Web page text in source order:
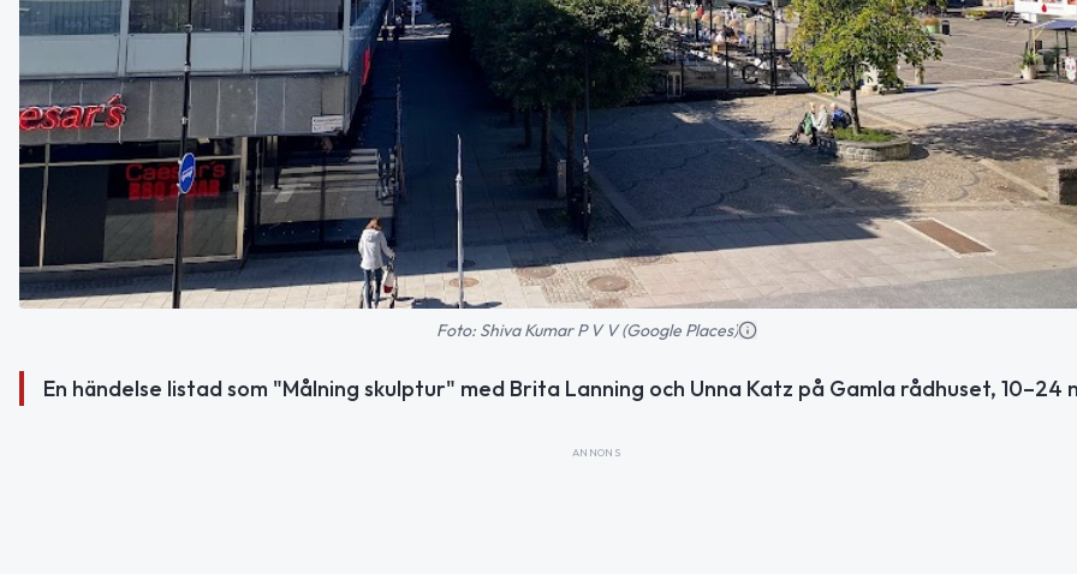
Foto: Shiva Kumar P V V (Google Places)
En händelse listad som "Målning skulptur" med Brita Lanning och Unna Katz på Gamla rådhuset, 10–24
ANNONS